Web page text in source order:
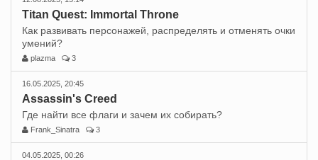
Titan Quest: Immortal Throne
Как развивать персонажей, распределять и отменять очки
умений?
plazma 3
16.05.2025, 20:45
Assassin's Creed
Где найти все флаги и зачем их собирать?
Frank_Sinatra 3
04.05.2025, 00:26